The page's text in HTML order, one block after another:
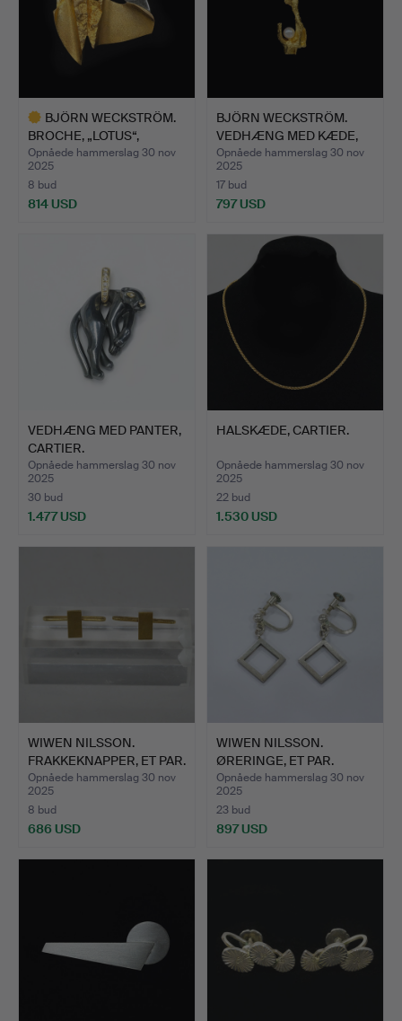
BJÖRN WECKSTRÖM.
BROCHE, „LOTUS“,
LAPPONIA.
Opnåede hammerslag 30 nov
2025
8 bud
814 USD
BJÖRN WECKSTRÖM.
VEDHÆNG MED KÆDE,
„VED KI…
Opnåede hammerslag 30 nov
2025
17 bud
797 USD
VEDHÆNG MED PANTER,
CARTIER.
Opnåede hammerslag 30 nov
2025
30 bud
1.477 USD
HALSKÆDE, CARTIER.
Opnåede hammerslag 30 nov
2025
22 bud
1.530 USD
WIWEN NILSSON.
FRAKKEKNAPPER, ET PAR.
Opnåede hammerslag 30 nov
2025
8 bud
686 USD
WIWEN NILSSON.
ØRERINGE, ET PAR.
Opnåede hammerslag 30 nov
2025
23 bud
897 USD